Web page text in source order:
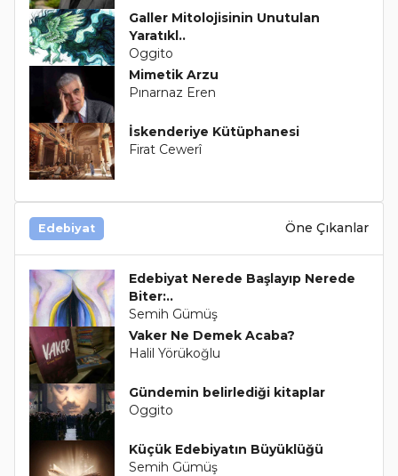
Galler Mitolojisinin Unutulan
Yaratıkl..
Oggito
Mimetik Arzu
Pınarnaz Eren
İskenderiye Kütüphanesi
Firat Cewerî
Edebiyat Öne Çıkanlar
Edebiyat Nerede Başlayıp Nerede
Biter:..
Semih Gümüş
Vaker Ne Demek Acaba?
Halil Yörükoğlu
Gündemin belirlediği kitaplar
Oggito
Küçük Edebiyatın Büyüklüğü
Semih Gümüş